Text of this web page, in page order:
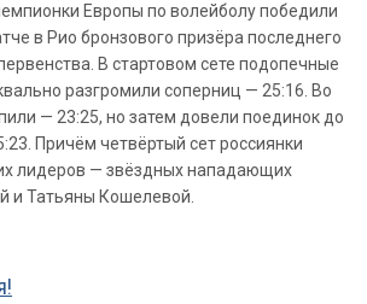
Европы по волейболу победили
в Рио бронзового призёра последнего
В стартовом сете подопечные
разгромили соперниц — 25:16. Во
— 23:25, но затем довели поединок до
Причём четвёртый сет россиянки
лидеров — звёздных нападающих
и Татьяны Кошелевой.